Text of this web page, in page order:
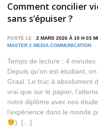
Comment concilier
sans s’épuiser ?
POSTÉ LE : 2 MARS 2026 À 10 H 03
MASTER 2 MEDIA COMMUNICATION
Temps de lecture : 4 minutes
Depuis qu’on est étudiant,
Graal. Le truc à absolument
vrai que sur le papier,
notre diplôme avec nos
l’expérience dans le monde
). […]